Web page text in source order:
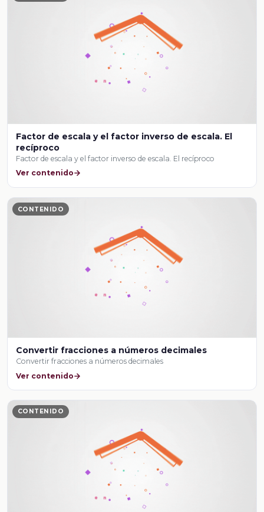
Factor de escala y el factor inverso de escala. El
recíproco
Factor de escala y el factor inverso de escala. El recíproco
Ver contenido
CONTENIDO
Convertir fracciones a números decimales
Convertir fracciones a números decimales
Ver contenido
CONTENIDO